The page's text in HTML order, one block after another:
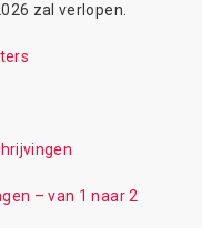
zal verlopen.
– van 1 naar 2